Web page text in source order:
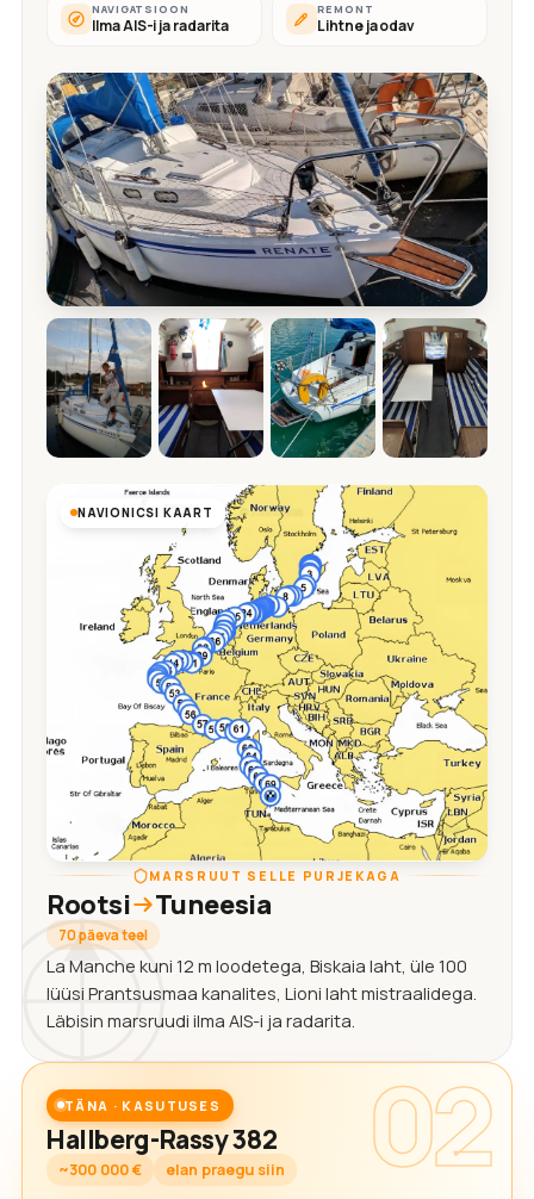
NAVIGATSIOON
Ilma AIS-i ja radarita
REMONT
Lihtne ja odav
NAVIONICSI KAART
MARSRUUT SELLE PURJEKAGA
Rootsi Tuneesia
70 päeva teel
La Manche kuni 12 m loodetega, Biskaia laht, üle 100
lüüsi Prantsusmaa kanalites, Lioni laht mistraalidega.
Läbisin marsruudi ilma AIS-i ja radarita.
02
TÄNA · KASUTUSES
Hallberg-Rassy 382
~300 000 € elan praegu siin